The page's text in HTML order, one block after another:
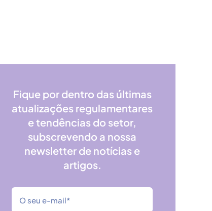
Fique por dentro das últimas
atualizações regulamentares
e tendências do setor,
subscrevendo a nossa
newsletter de notícias e
artigos.